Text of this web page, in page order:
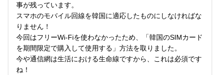
事が残っています。
スマホのモバイル回線を韓国に適応したものにしなければな
りません！
今回はフリーWi-Fiを使わなかったため、「韓国のSIMカード
を期間限定で購入して使用する」方法を取りました。
今や通信網は生活における生命線ですから、これは必須です
ね！